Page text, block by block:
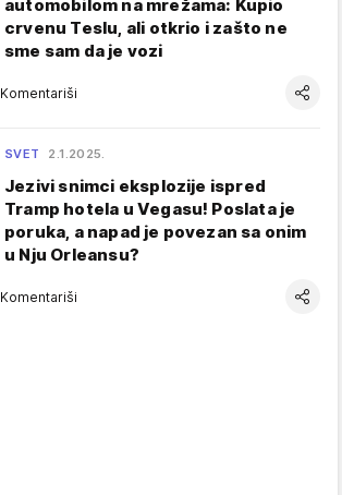
automobilom na mrežama: Kupio
crvenu Teslu, ali otkrio i zašto ne
sme sam da je vozi
Komentariši
SVET 2.1.2025.
Jezivi snimci eksplozije ispred
Tramp hotela u Vegasu! Poslata je
poruka, a napad je povezan sa onim
u Nju Orleansu?
Komentariši